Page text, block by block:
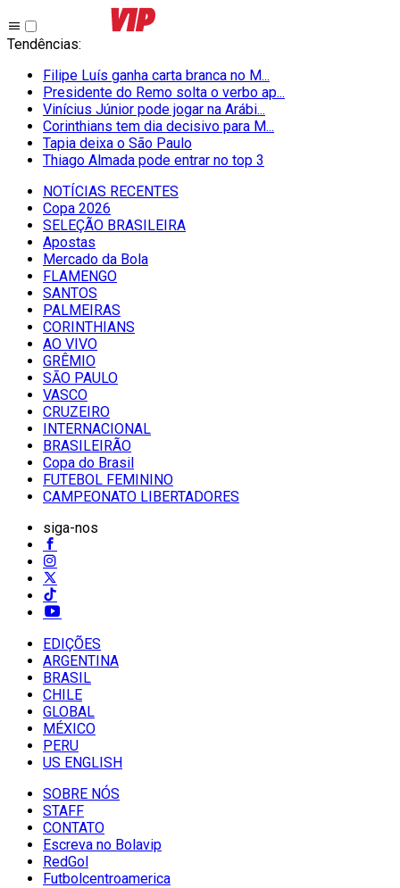
Tendências:
Filipe Luís ganha carta branca no M...
Presidente do Remo solta o verbo ap...
Vinícius Júnior pode jogar na Arábi...
Corinthians tem dia decisivo para M...
Tapia deixa o São Paulo
Thiago Almada pode entrar no top 3
NOTÍCIAS RECENTES
Copa 2026
SELEÇÃO BRASILEIRA
Apostas
Mercado da Bola
FLAMENGO
SANTOS
PALMEIRAS
CORINTHIANS
AO VIVO
GRÊMIO
SĀO PAULO
VASCO
CRUZEIRO
INTERNACIONAL
BRASILEIRÃO
Copa do Brasil
FUTEBOL FEMININO
CAMPEONATO LIBERTADORES
siga-nos
EDIÇÕES
ARGENTINA
BRASIL
CHILE
GLOBAL
MÉXICO
PERU
US ENGLISH
SOBRE NÓS
STAFF
CONTATO
Escreva no Bolavip
RedGol
Futbolcentroamerica